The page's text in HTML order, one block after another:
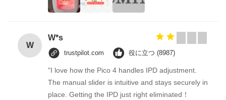
W
W*s
trustpilot.com 役に立つ (8987)
"I love how the Pico 4 handles IPD adjustment.
The manual slider is intuitive and stays securely in
place. Getting the IPD just right eliminated！